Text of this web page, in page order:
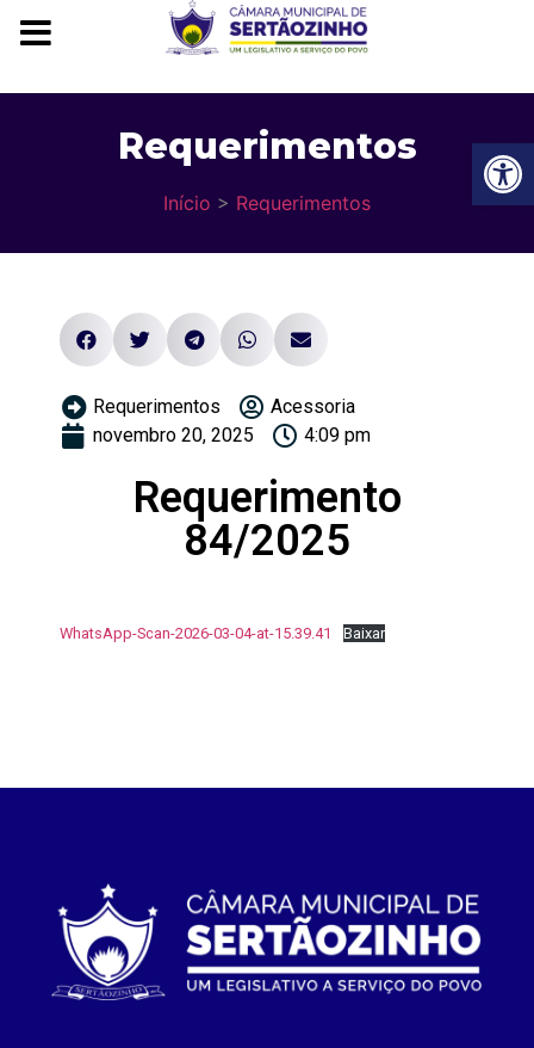
Requerimentos
Início > Requerimentos
Requerimentos
Acessoria
novembro 20, 2025
4:09 pm
Requerimento
84/2025
WhatsApp-Scan-2026-03-04-at-15.39.41 Baixar